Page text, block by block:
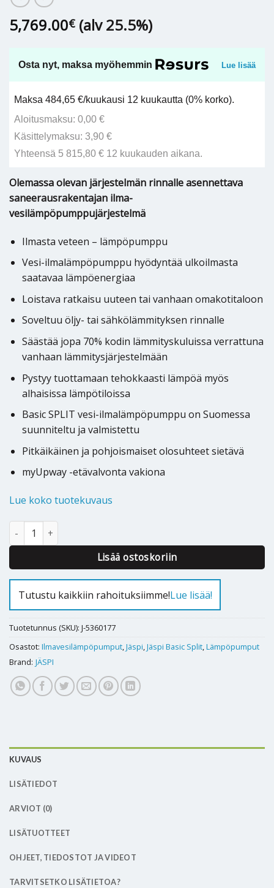
5,769.00€ (alv 25.5%)
Osta nyt, maksa myöhemmin Lue lisää
Maksa 484,65 €/kuukausi 12 kuukautta (0% korko).
Aloitusmaksu: 0,00 €
Käsittelymaksu: 3,90 €
Yhteensä 5 815,80 € 12 kuukauden aikana.
Olemassa olevan järjestelmän rinnalle asennettava
saneerausrakentajan ilma-
vesilämpöpumppujärjestelmä
Ilmasta veteen – lämpöpumppu
Vesi-ilmalämpöpumppu hyödyntää ulkoilmasta
saatavaa lämpöenergiaa
Loistava ratkaisu uuteen tai vanhaan omakotitaloon
Soveltuu öljy- tai sähkölämmityksen rinnalle
Säästää jopa 70% kodin lämmityskuluissa verrattuna
vanhaan lämmitysjärjestelmään
Pystyy tuottamaan tehokkaasti lämpöä myös
alhaisissa lämpötiloissa
Basic SPLIT vesi-ilmalämpöpumppu on Suomessa
suunniteltu ja valmistettu
Pitkäikäinen ja pohjoismaiset olosuhteet sietävä
myUpway -etävalvonta vakiona
Lue koko tuotekuvaus
Ilmavesilämpöpumppu Jäspi Basic SPLIT 8kW määrä
Lisää ostoskoriin
Alternative:
Tutustu kaikkiin rahoituksiimme!Lue lisää!
Tuotetunnus (SKU): J-5360177
Osastot: Ilmavesilämpöpumput,Jäspi,Jäspi Basic Split,Lämpöpumput
Brand: JÄSPI
KUVAUS
LISÄTIEDOT
ARVIOT (0)
LISÄTUOTTEET
OHJEET, TIEDOSTOT JA VIDEOT
TARVITSETKO LISÄTIETOA?